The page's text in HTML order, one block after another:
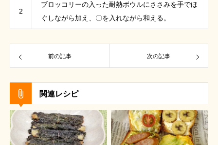
2
ブロッコリーの入った耐熱ボウルにささみを手でほ
ぐしながら加え、〇を入れながら和える。
前の記事 次の記事
関連レシピ